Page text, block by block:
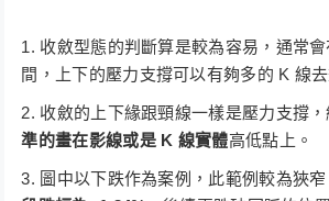
收斂型態的判斷算是較為容易，通常
間，上下的壓力支撐可以有夠多的 K 線
收斂的上下緣跟頸線一樣是壓力支撐
準的畫在影線或是 K 線實體高低點上。
圖中以下跌作為案例，此範例較為狹